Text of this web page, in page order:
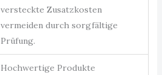
versteckte Zusatzkosten
vermeiden durch sorgfältige
Prüfung.
Hochwertige Produkte